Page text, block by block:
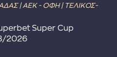
| ΑΕΚ - ΟΦΗ | ΤΕΛΙΚΟΣ-
Super Cup
2026